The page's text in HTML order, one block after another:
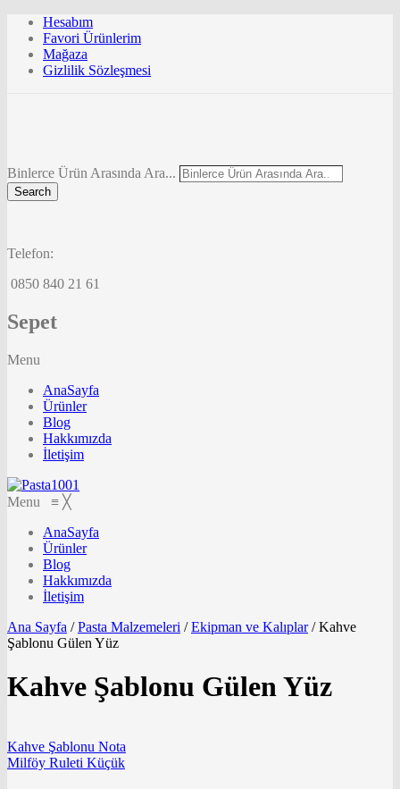
Hesabım
Favori Ürünlerim
Mağaza
Gizlilik Sözleşmesi
Binlerce Ürün Arasında Ara...
Search
Telefon:
0850 840 21 61
Sepet
Menu
AnaSayfa
Ürünler
Blog
Hakkımızda
İletişim
Menu ≡ ╳
AnaSayfa
Ürünler
Blog
Hakkımızda
İletişim
Ana Sayfa / Pasta Malzemeleri / Ekipman ve Kalıplar /Kahve
Şablonu Gülen Yüz
Kahve Şablonu Gülen Yüz
Kahve Şablonu Nota
Milföy Ruleti Küçük